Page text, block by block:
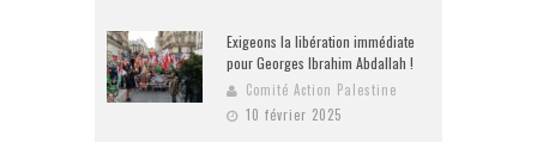
Exigeons la libération immédiate
pour Georges Ibrahim Abdallah !
Comité Action Palestine
10 février 2025